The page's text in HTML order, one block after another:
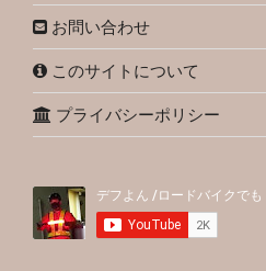
お問い合わせ
このサイトについて
プライバシーポリシー